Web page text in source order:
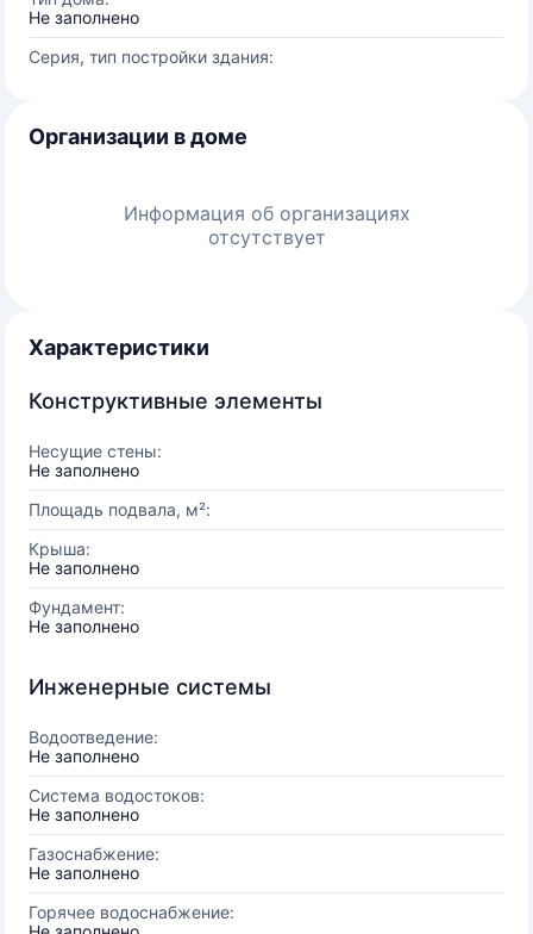
Не заполнено
Серия, тип постройки здания:
Организации в доме
Информация об организациях
отсутствует
Характеристики
Конструктивные элементы
Несущие стены:
Не заполнено
Площадь подвала, м²:
Крыша:
Не заполнено
Фундамент:
Не заполнено
Инженерные системы
Водоотведение:
Не заполнено
Система водостоков:
Не заполнено
Газоснабжение:
Не заполнено
Горячее водоснабжение: